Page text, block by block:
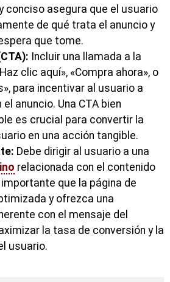
conciso asegura que el usuario
de qué trata el anuncio y
que tome.
Incluir una llamada a la
clic aquí», «Compra ahora», o
para incentivar al usuario a
anuncio. Una CTA bien
es crucial para convertir la
en una acción tangible.
Debe dirigir al usuario a una
relacionada con el contenido
importante que la página de
y ofrezca una
con el mensaje del
la tasa de conversión y la
usuario.